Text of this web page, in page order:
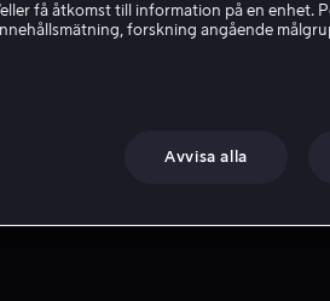
Coleman
få åtkomst till information på en enhet.
forskning angående
Avvisa alla